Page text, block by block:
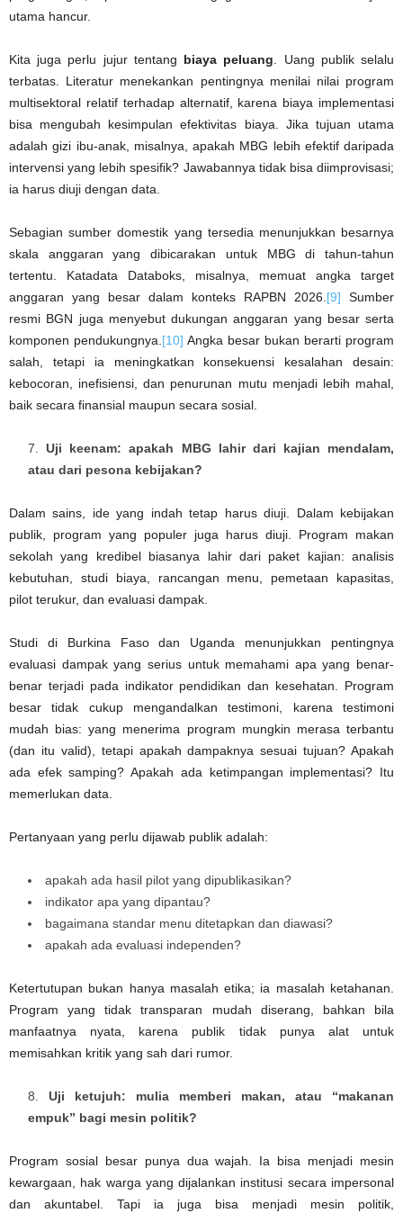
utama hancur.
Kita juga perlu jujur tentang biaya peluang. Uang publik selalu
terbatas. Literatur menekankan pentingnya menilai nilai program
multisektoral relatif terhadap alternatif, karena biaya implementasi
bisa mengubah kesimpulan efektivitas biaya. Jika tujuan utama
adalah gizi ibu-anak, misalnya, apakah MBG lebih efektif daripada
intervensi yang lebih spesifik? Jawabannya tidak bisa diimprovisasi;
ia harus diuji dengan data.
Sebagian sumber domestik yang tersedia menunjukkan besarnya
skala anggaran yang dibicarakan untuk MBG di tahun-tahun
tertentu. Katadata Databoks, misalnya, memuat angka target
anggaran yang besar dalam konteks RAPBN 2026.[9] Sumber
resmi BGN juga menyebut dukungan anggaran yang besar serta
komponen pendukungnya.[10] Angka besar bukan berarti program
salah, tetapi ia meningkatkan konsekuensi kesalahan desain:
kebocoran, inefisiensi, dan penurunan mutu menjadi lebih mahal,
baik secara finansial maupun secara sosial.
Uji keenam: apakah MBG lahir dari kajian mendalam,
atau dari pesona kebijakan?
Dalam sains, ide yang indah tetap harus diuji. Dalam kebijakan
publik, program yang populer juga harus diuji. Program makan
sekolah yang kredibel biasanya lahir dari paket kajian: analisis
kebutuhan, studi biaya, rancangan menu, pemetaan kapasitas,
pilot terukur, dan evaluasi dampak.
Studi di Burkina Faso dan Uganda menunjukkan pentingnya
evaluasi dampak yang serius untuk memahami apa yang benar-
benar terjadi pada indikator pendidikan dan kesehatan. Program
besar tidak cukup mengandalkan testimoni, karena testimoni
mudah bias: yang menerima program mungkin merasa terbantu
(dan itu valid), tetapi apakah dampaknya sesuai tujuan? Apakah
ada efek samping? Apakah ada ketimpangan implementasi? Itu
memerlukan data.
Pertanyaan yang perlu dijawab publik adalah:
apakah ada hasil pilot yang dipublikasikan?
indikator apa yang dipantau?
bagaimana standar menu ditetapkan dan diawasi?
apakah ada evaluasi independen?
Ketertutupan bukan hanya masalah etika; ia masalah ketahanan.
Program yang tidak transparan mudah diserang, bahkan bila
manfaatnya nyata, karena publik tidak punya alat untuk
memisahkan kritik yang sah dari rumor.
Uji ketujuh: mulia memberi makan, atau “makanan
empuk” bagi mesin politik?
Program sosial besar punya dua wajah. Ia bisa menjadi mesin
kewargaan, hak warga yang dijalankan institusi secara impersonal
dan akuntabel. Tapi ia juga bisa menjadi mesin politik,